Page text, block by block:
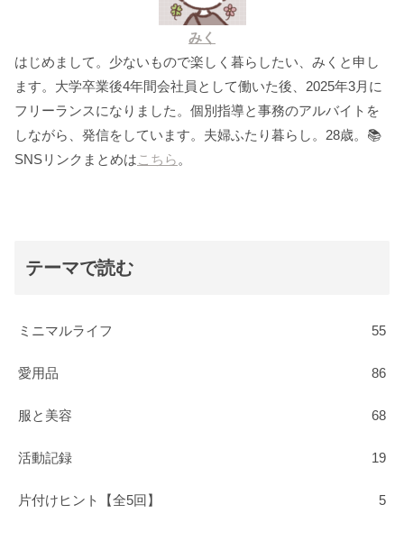
みく
はじめまして。少ないもので楽しく暮らしたい、みくと申し
ます。大学卒業後4年間会社員として働いた後、2025年3月に
フリーランスになりました。個別指導と事務のアルバイトを
しながら、発信をしています。夫婦ふたり暮らし。28歳。📚
SNSリンクまとめはこちら 。
テーマで読む
ミニマルライフ 55
愛用品 86
服と美容 68
活動記録 19
片付けヒント【全5回】 5